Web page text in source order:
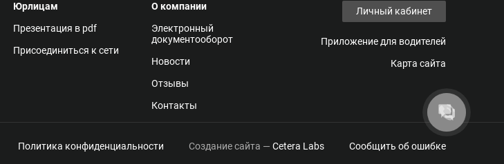
Юрлицам
Презентация в pdf
Присоединиться к сети
О компании
Электронный
документооборот
Новости
Отзывы
Контакты
Личный кабинет
Приложение для водителей
Карта сайта
Политика конфиденциальности Создание сайта — Cetera Labs Сообщить об ошибке